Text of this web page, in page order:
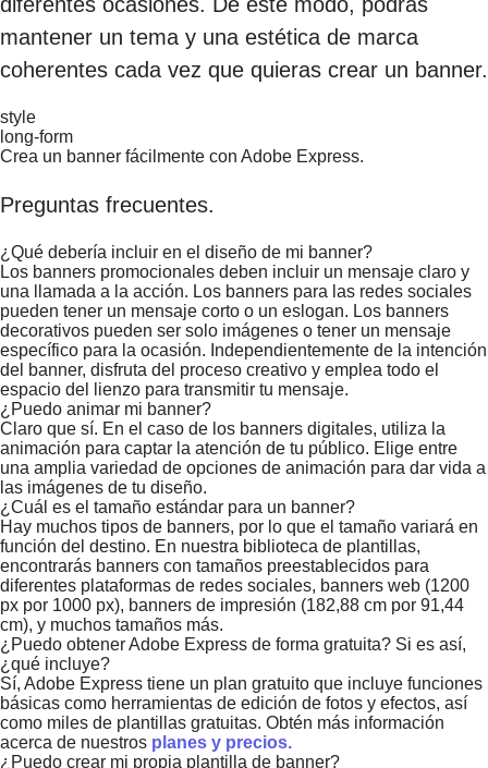
mantener un tema y una estética de marca
coherentes cada vez que quieras crear un banner.
style
long-form
Crea un banner fácilmente con Adobe Express.
Preguntas frecuentes.
¿Qué debería incluir en el diseño de mi banner?
Los banners promocionales deben incluir un mensaje claro y
una llamada a la acción. Los banners para las redes sociales
pueden tener un mensaje corto o un eslogan. Los banners
decorativos pueden ser solo imágenes o tener un mensaje
específico para la ocasión. Independientemente de la intención
del banner, disfruta del proceso creativo y emplea todo el
espacio del lienzo para transmitir tu mensaje.
¿Puedo animar mi banner?
Claro que sí. En el caso de los banners digitales, utiliza la
animación para captar la atención de tu público. Elige entre
una amplia variedad de opciones de animación para dar vida a
las imágenes de tu diseño.
¿Cuál es el tamaño estándar para un banner?
Hay muchos tipos de banners, por lo que el tamaño variará en
función del destino. En nuestra biblioteca de plantillas,
encontrarás banners con tamaños preestablecidos para
diferentes plataformas de redes sociales, banners web (1200
px por 1000 px), banners de impresión (182,88 cm por 91,44
cm), y muchos tamaños más.
¿Puedo obtener Adobe Express de forma gratuita? Si es así,
¿qué incluye?
Sí, Adobe Express tiene un plan gratuito que incluye funciones
básicas como herramientas de edición de fotos y efectos, así
como miles de plantillas gratuitas. Obtén más información
acerca de nuestros planes y precios.
¿Puedo crear mi propia plantilla de banner?